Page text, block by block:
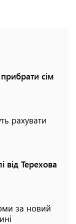
сім
рахувати
Терехова
за новий